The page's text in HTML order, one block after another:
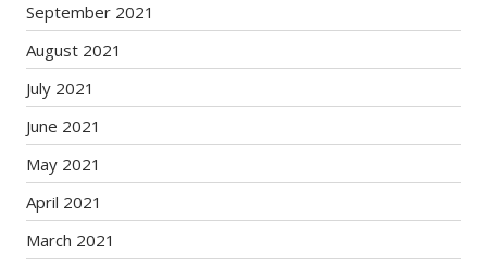
September 2021
August 2021
July 2021
June 2021
May 2021
April 2021
March 2021